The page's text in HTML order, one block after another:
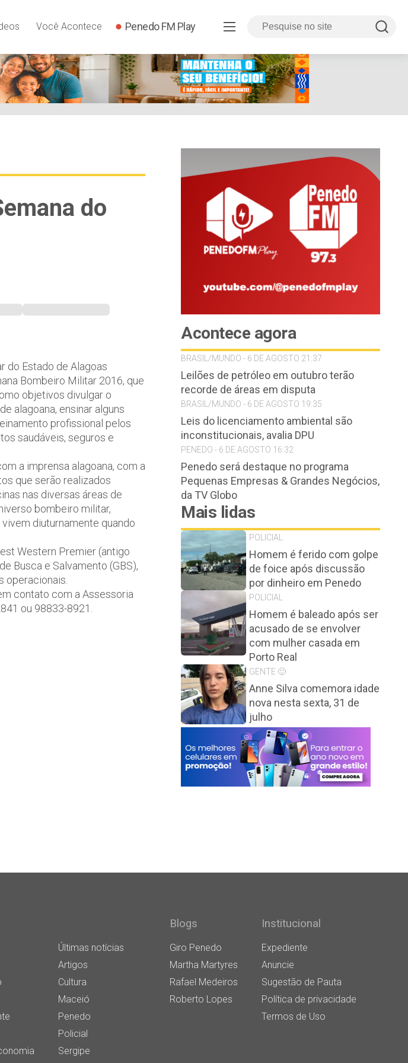
Você Acontece Penedo FM Play
do
do Estado de Alagoas
Bombeiro Militar 2016, que
objetivos divulgar o
alagoana, ensinar alguns
profissional pelos
saudáveis, seguros e
a imprensa alagoana, com a
que serão realizados
nas diversas áreas de
bombeiro militar,
diuturnamente quando
Western Premier (antigo
Busca e Salvamento (GBS),
operacionais.
contato com a Assessoria
ou 98833-8921.
Acontece agora
BRASIL/MUNDO - 6 DE AGOSTO 21:37
Leilões de petróleo em outubro terão
recorde de áreas em disputa
BRASIL/MUNDO - 6 DE AGOSTO 19:35
Leis do licenciamento ambiental são
inconstitucionais, avalia DPU
PENEDO - 6 DE AGOSTO 16:32
Penedo será destaque no programa
Pequenas Empresas & Grandes Negócios,
da TV Globo
Mais lidas
POLICIAL
Homem é ferido com golpe
de foice após discussão
por dinheiro em Penedo
POLICIAL
Homem é baleado após ser
acusado de se envolver
com mulher casada em
Porto Real
GENTE 🙂
Anne Silva comemora idade
nova nesta sexta, 31 de
julho
Últimas notícias
Artigos
Cultura
Maceió
Penedo
Policial
Sergipe
Blogs
Giro Penedo
Martha Martyres
Rafael Medeiros
Roberto Lopes
Institucional
Expediente
Anuncie
Sugestão de Pauta
Política de privacidade
Termos de Uso